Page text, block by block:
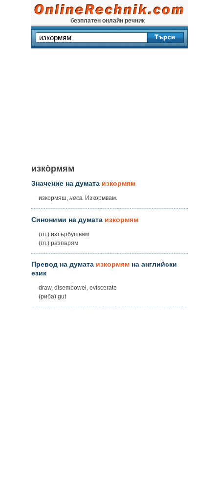
безплатен онлайн речник
изко̀рмям
Значение на думата изкормям
изкормяш, несв. Изкормвам.
Синоними на думата изкормям
(гл.) изтърбушвам
(гл.) разпарям
Превод на думата изкормям на английски
език
draw, disembowel, eviscerate
(риба) gut